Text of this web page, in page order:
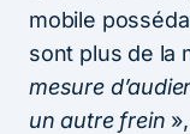
mobile
sont plus de la
mesure
un autre frein